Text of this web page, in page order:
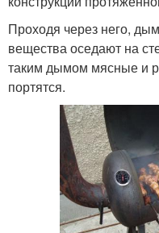
Проходя через него,
вещества оседают на
таким дымом мясные и
портятся.